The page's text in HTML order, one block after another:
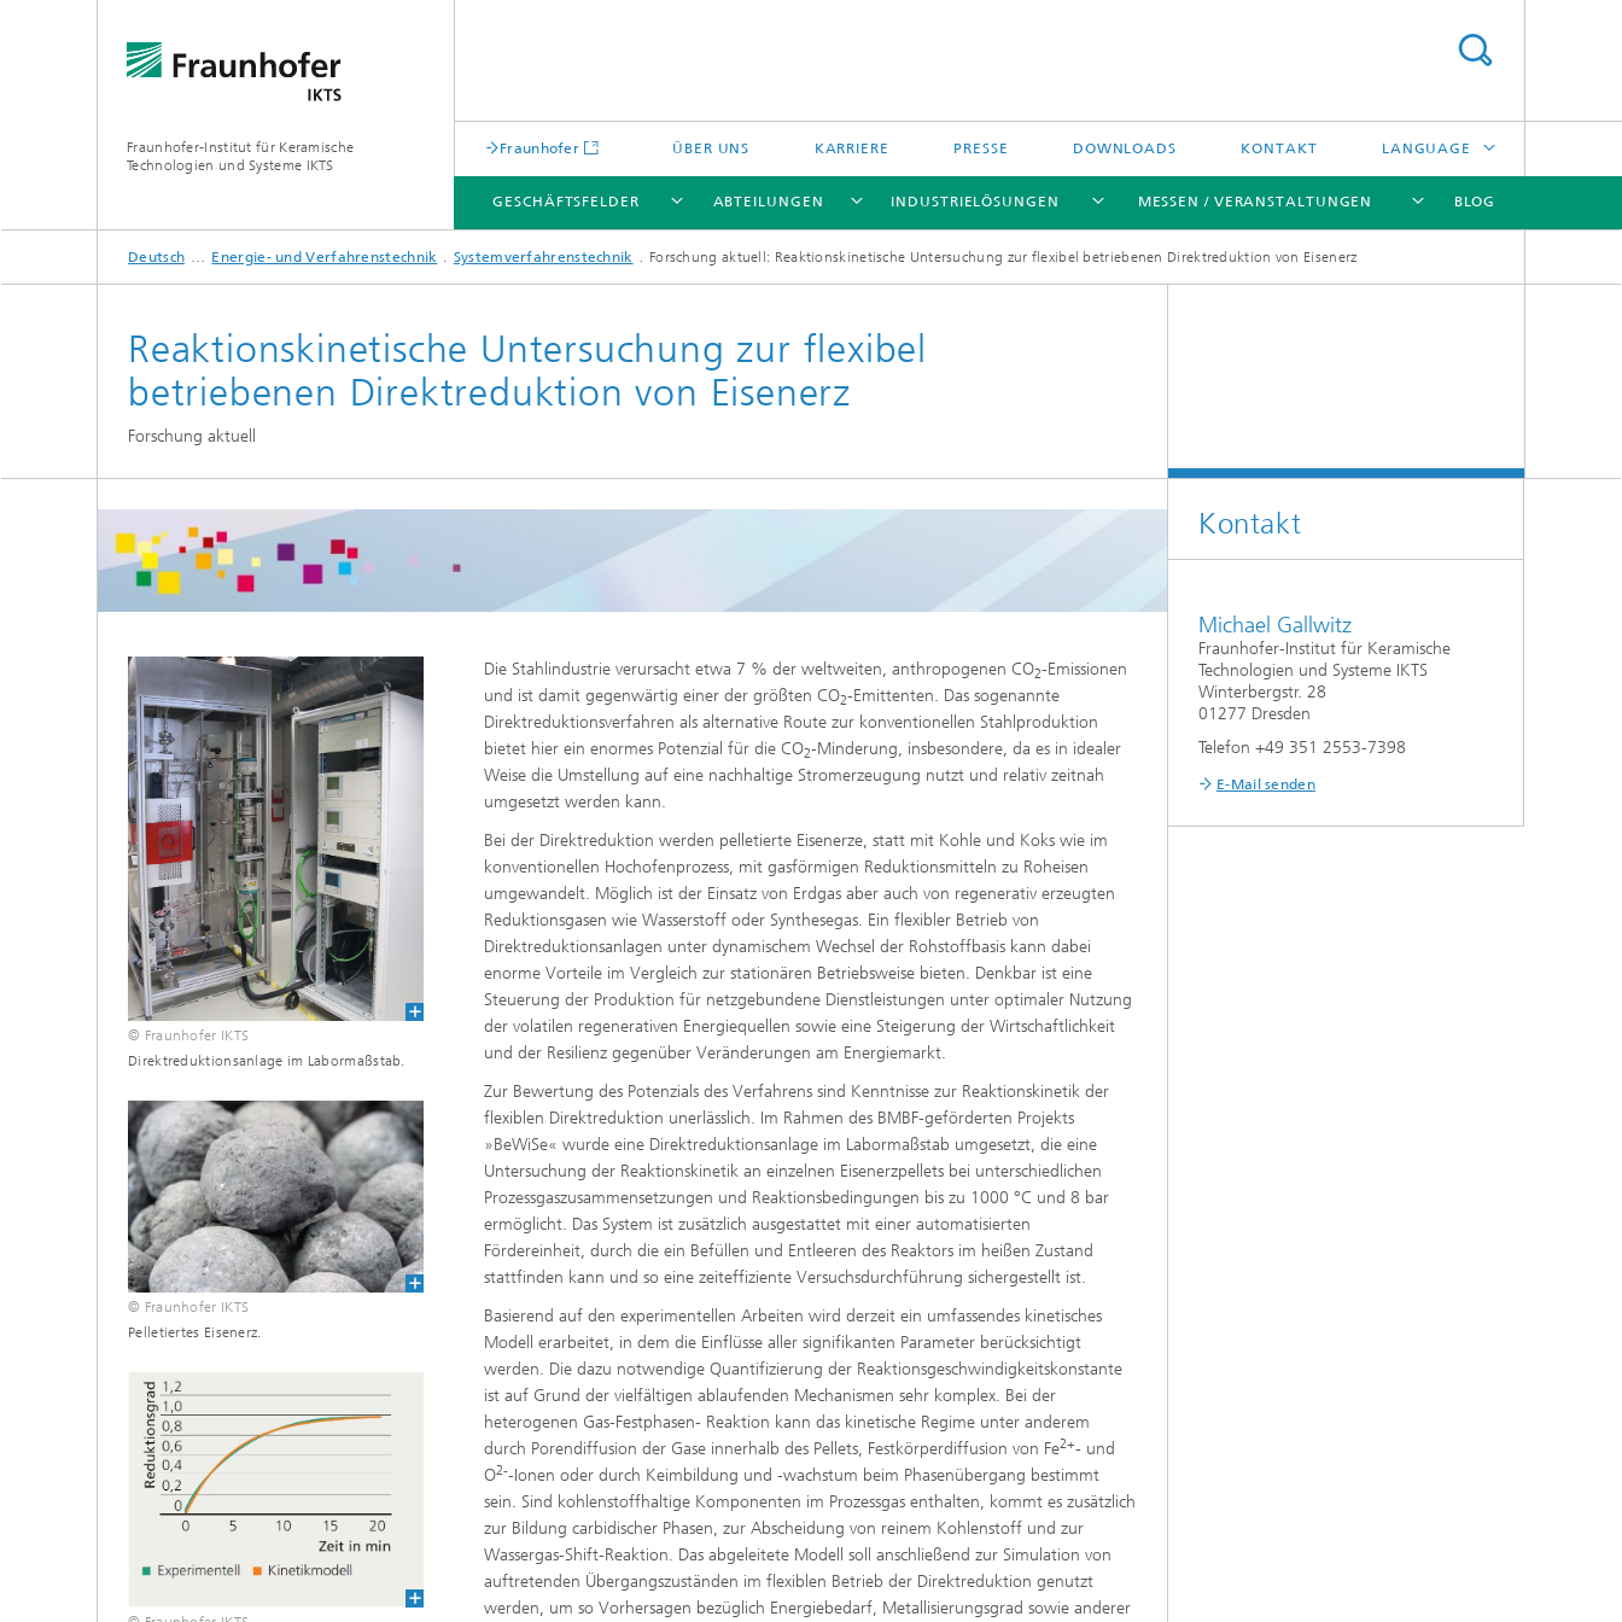
Fraunhofer-Institut für Keramische
Technologien und Systeme IKTS
Fraunhofer ÜBER UNS KARRIERE PRESSE DOWNLOADS KONTAKT LANGUAGE
ENGLISH
GESCHÄFTSFELDER
GESCHÄFTSFELDER
ABTEILUNGEN
ABTEILUNGEN
Bio- und Nanotechnologie
Elektronikprüfung und Optische
Hybride Mikrosysteme
Intelligente Materialien und Systeme
Prüf- und Analysesysteme
Zustandsüberwachung und
Prüfdienstleistungen
Mobile Energiespeicher und
Elektrochemie
Stationäre Energiespeicher Verfahren und Bauteile
Katalyse
Technologieökonomik und
Nachhaltigkeitsanalyse
Korrelative Mikroskopie und
Materialdaten
INDUSTRIELÖSUNGEN
INDUSTRIELÖSUNGEN
MESSEN / VERANSTALTUNGEN
MESSEN / VERANSTALTUNGEN
Reststoffen
BLOG
Deutsch Energie- und Verfahrenstechnik Systemverfahrenstechnik Forschung aktuell: Reaktionskinetische Untersuchung zur flexibel betriebenen Direktreduktion von Eisenerz
Reaktionskinetische Untersuchung zur flexibel
betriebenen Direktreduktion von Eisenerz
Forschung aktuell
© Fraunhofer IKTS
Direktreduktionsanlage im Labormaßstab.
© Fraunhofer IKTS
Pelletiertes Eisenerz.
Die Stahlindustrie verursacht etwa 7 % der weltweiten, anthropogenen CO2-Emissionen
und ist damit gegenwärtig einer der größten CO2-Emittenten. Das sogenannte
Direktreduktionsverfahren als alternative Route zur konventionellen Stahlproduktion
bietet hier ein enormes Potenzial für die CO2-Minderung, insbesondere, da es in idealer
Weise die Umstellung auf eine nachhaltige Stromerzeugung nutzt und relativ zeitnah
umgesetzt werden kann.
Bei der Direktreduktion werden pelletierte Eisenerze, statt mit Kohle und Koks wie im
konventionellen Hochofenprozess, mit gasförmigen Reduktionsmitteln zu Roheisen
umgewandelt. Möglich ist der Einsatz von Erdgas aber auch von regenerativ erzeugten
Reduktionsgasen wie Wasserstoff oder Synthesegas. Ein flexibler Betrieb von
Direktreduktionsanlagen unter dynamischem Wechsel der Rohstoffbasis kann dabei
enorme Vorteile im Vergleich zur stationären Betriebsweise bieten. Denkbar ist eine
Steuerung der Produktion für netzgebundene Dienstleistungen unter optimaler Nutzung
der volatilen regenerativen Energiequellen sowie eine Steigerung der Wirtschaftlichkeit
und der Resilienz gegenüber Veränderungen am Energiemarkt.
Zur Bewertung des Potenzials des Verfahrens sind Kenntnisse zur Reaktionskinetik der
flexiblen Direktreduktion unerlässlich. Im Rahmen des BMBF-geförderten Projekts
»BeWiSe« wurde eine Direktreduktionsanlage im Labormaßstab umgesetzt, die eine
Untersuchung der Reaktionskinetik an einzelnen Eisenerzpellets bei unterschiedlichen
Prozessgaszusammensetzungen und Reaktionsbedingungen bis zu 1000 °C und 8 bar
ermöglicht. Das System ist zusätzlich ausgestattet mit einer automatisierten
Fördereinheit, durch die ein Befüllen und Entleeren des Reaktors im heißen Zustand
stattfinden kann und so eine zeiteffiziente Versuchsdurchführung sichergestellt ist.
Basierend auf den experimentellen Arbeiten wird derzeit ein umfassendes kinetisches
Modell erarbeitet, in dem die Einflüsse aller signifikanten Parameter berücksichtigt
werden. Die dazu notwendige Quantifizierung der Reaktionsgeschwindigkeitskonstante
ist auf Grund der vielfältigen ablaufenden Mechanismen sehr komplex. Bei der
heterogenen Gas-Festphasen- Reaktion kann das kinetische Regime unter anderem
durch Porendiffusion der Gase innerhalb des Pellets, Festkörperdiffusion von Fe2+- und
O2--Ionen oder durch Keimbildung und -wachstum beim Phasenübergang bestimmt
sein. Sind kohlenstoffhaltige Komponenten im Prozessgas enthalten, kommt es zusätzlich
zur Bildung carbidischer Phasen, zur Abscheidung von reinem Kohlenstoff und zur
Wassergas-Shift-Reaktion. Das abgeleitete Modell soll anschließend zur Simulation von
auftretenden Übergangszuständen im flexiblen Betrieb der Direktreduktion genutzt
werden, um so Vorhersagen bezüglich Energiebedarf, Metallisierungsgrad sowie anderer
Kontakt
Michael Gallwitz
Fraunhofer-Institut für Keramische
Technologien und Systeme IKTS
Winterbergstr. 28
01277 Dresden
Telefon +49 351 2553-7398
E-Mail senden